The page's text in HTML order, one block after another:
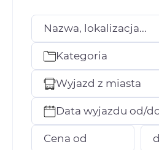
Nazwa, lokalizacja...
Kategoria
Wyjazd z miasta
Data wyjazdu od/
Cena od